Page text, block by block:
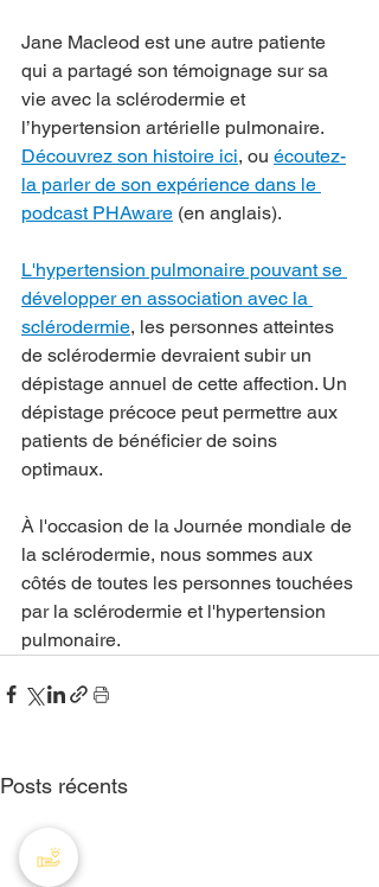
Jane Macleod est une autre patiente
qui a partagé son témoignage sur sa
vie avec la sclérodermie et
l’hypertension artérielle pulmonaire.
Découvrez son histoire ici, ou écoutez-
la parler de son expérience dans le
podcast PHAware (en anglais).
L'hypertension pulmonaire pouvant se
développer en association avec la
sclérodermie, les personnes atteintes
de sclérodermie devraient subir un
dépistage annuel de cette affection. Un
dépistage précoce peut permettre aux
patients de bénéficier de soins
optimaux.
À l'occasion de la Journée mondiale de
la sclérodermie, nous sommes aux
côtés de toutes les personnes touchées
par la sclérodermie et l'hypertension
pulmonaire.
Posts récents